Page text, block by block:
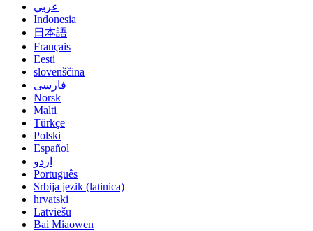
عربي
Indonesia
日本語
Français
Eesti
slovenščina
فارسی
Norsk
Malti
Türkçe
Polski
Español
اردو
Português
Srbija jezik (latinica)
hrvatski
Latviešu
Bai Miaowen